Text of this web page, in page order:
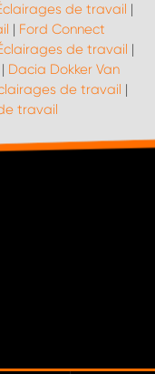
de travail |
| Ford Connect
de travail |
| Dacia Dokker Van
de travail |
travail